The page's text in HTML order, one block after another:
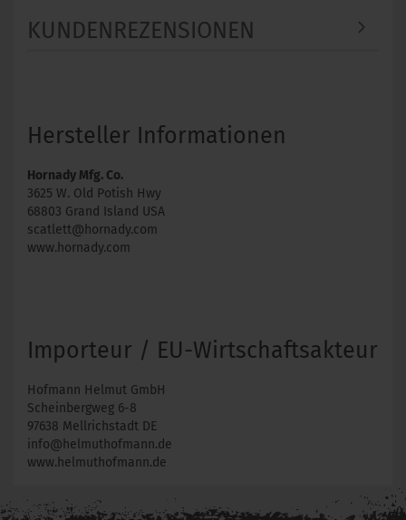
KUNDENREZENSIONEN
Hersteller Informationen
Hornady Mfg. Co.
3625 W. Old Potish Hwy
68803 Grand Island USA
scatlett@hornady.com
www.hornady.com
Importeur / EU-Wirtschaftsakteur
Hofmann Helmut GmbH
Scheinbergweg 6-8
97638 Mellrichstadt DE
info@helmuthofmann.de
www.helmuthofmann.de